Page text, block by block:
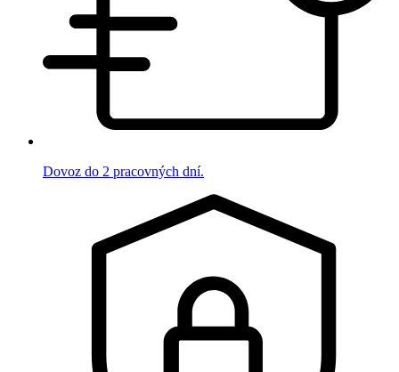
Dovoz do 2 pracovných dní.